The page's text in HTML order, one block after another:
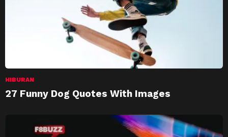
HIBURAN
27 Funny Dog Quotes With Images